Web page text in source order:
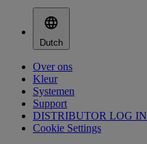
Dutch
Over ons
Kleur
Systemen
Support
DISTRIBUTOR LOG IN
Cookie Settings